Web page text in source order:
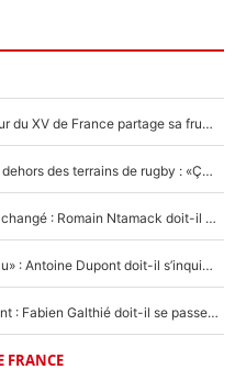
Mis de côté par Fabien Galthié, un joueur du XV de France partage sa frustration : «ils ne me l’ont pas dit tout de suite»
La raison d'être de Matthieu Jalibert en dehors des terrains de rugby : «Ça m'atteint autant que si tu touches à un membre de ma famille»
XV de France - Matthieu Jalibert a tout changé : Romain Ntamack doit-il s’inquiéter pour sa place à un an de la Coupe du monde ?
«Le XV de France est meilleur avec Lucu» : Antoine Dupont doit-il s’inquiéter pour sa place ?
Le XV de France a trouvé son remplaçant : Fabien Galthié doit-il se passer d'Antoine Dupont ?
FRANCE